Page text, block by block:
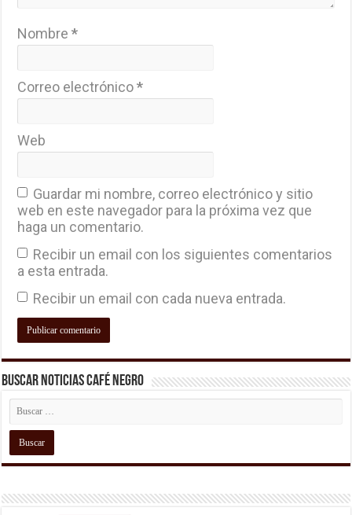
Nombre*
Correo electrónico*
Web
Guardar mi nombre, correo electrónico y sitio
web en este navegador para la próxima vez que
haga un comentario.
Recibir un email con los siguientes comentarios
a esta entrada.
Recibir un email con cada nueva entrada.
Buscar Noticias Café Negro